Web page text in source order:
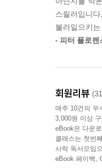
애트우드의
- [피플]
빠르고 몰입
- [뉴욕 타임
『증언들』
애트우드의
- [USA 투데
스릴러입니
불러일으키
- 피터 플로렌
회원리뷰
매주 10건의 우
3,000원 이상
eBook은 다운
클래스는 첫번
사락 독서모임
eBook 페이백,